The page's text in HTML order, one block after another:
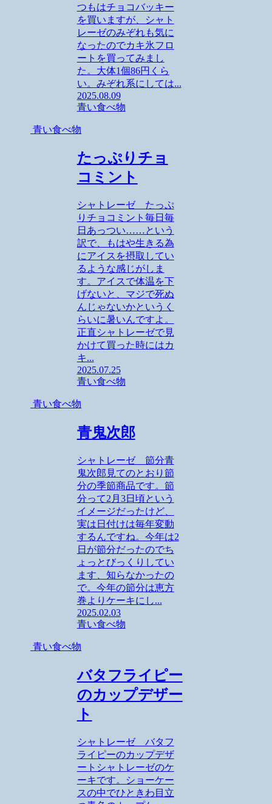
つもはチョコバッキー
を買いますが、シャト
レーゼのみぞれも気に
なったのでカキ氷フロ
ートを買ってみまし
た。大体1個86円くら
い。みぞれ系にしては...
2025.08.09
青い食べ物
青い食べ物
たっぷりチョ
コミント
シャトレーゼ たっぷ
りチョコミント毎日毎
日あっつい……という
訳で、もはや生きる為
にアイスを摂取してい
るような感じがしま
す。アイスで体温を下
げないと、マジで死ぬ
んじゃないかというく
らいに暑いんですよ。
正直シャトレーゼで見
かけて買った時にはカ
キ...
2025.07.25
青い食べ物
青い食べ物
青鬼次郎
シャトレーゼ 節分青
鬼次郎見てのとおり節
分の季節商品です。節
分って2月3日頃という
イメージだったけど、
実は日付けは毎年変動
するんですね。今年は2
日が節分だったのでち
ょっとびっくりしてい
ます、知らなかったの
で。今年の節分は恵方
巻よりケーキにし...
2025.02.03
青い食べ物
青い食べ物
バタフライピー
のカップデザー
ト
シャトレーゼ バタフ
ライピーのカップデザ
ートシャトレーゼのケ
ーキです。ショーケー
スの中でひときわ目立